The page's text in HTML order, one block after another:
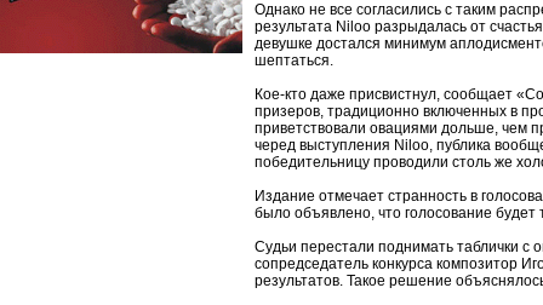
Однако не все согласились с таким
результата Niloo разрыдалась от
девушке достался минимум
шептаться.
Кое-кто даже присвистнул, сообщает
призеров, традиционно включенных в
приветствовали овациями дольше, чем
черед выступления Niloo, публика
победительницу проводили столь же
Издание отмечает странность в
было объявлено, что голосование будет
Судьи перестали поднимать таблички с
сопредседатель конкурса композитор
результатов. Такое решение